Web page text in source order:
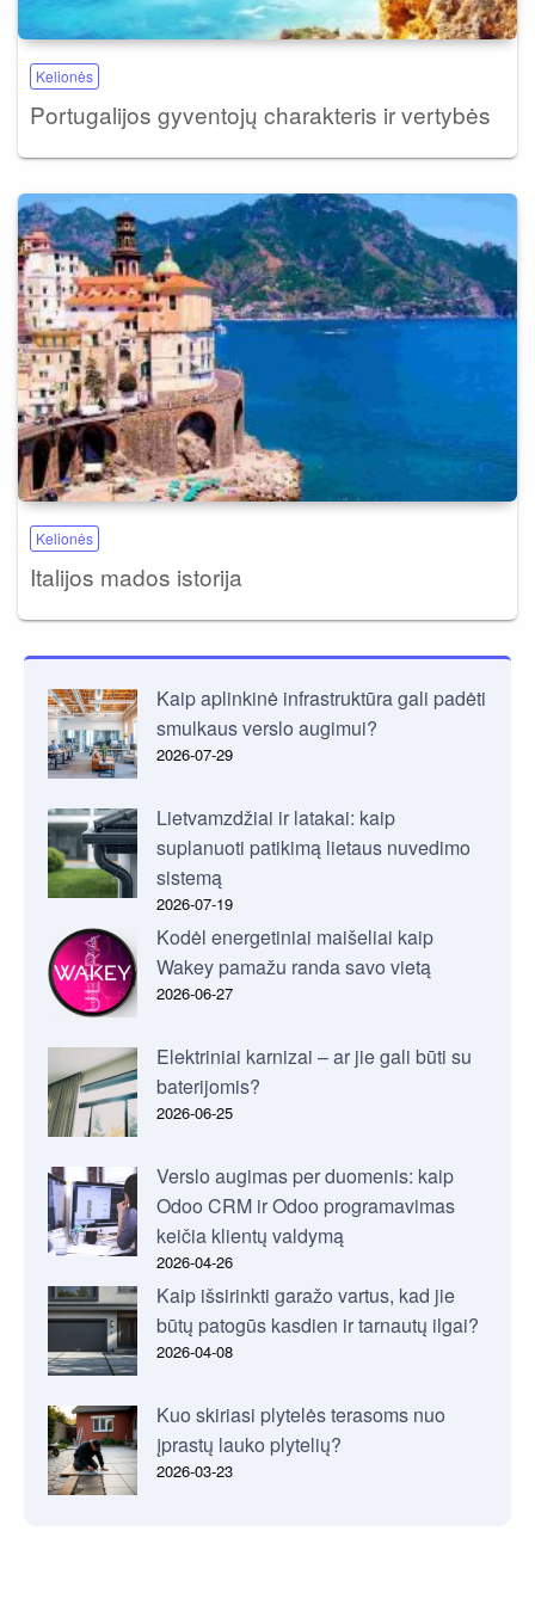
Kelionės
Portugalijos gyventojų charakteris ir vertybės
Kelionės
Italijos mados istorija
Kaip aplinkinė infrastruktūra gali padėti
smulkaus verslo augimui?
2026-07-29
Lietvamzdžiai ir latakai: kaip
suplanuoti patikimą lietaus nuvedimo
sistemą
2026-07-19
Kodėl energetiniai maišeliai kaip
Wakey pamažu randa savo vietą
2026-06-27
Elektriniai karnizai – ar jie gali būti su
baterijomis?
2026-06-25
Verslo augimas per duomenis: kaip
Odoo CRM ir Odoo programavimas
keičia klientų valdymą
2026-04-26
Kaip išsirinkti garažo vartus, kad jie
būtų patogūs kasdien ir tarnautų ilgai?
2026-04-08
Kuo skiriasi plytelės terasoms nuo
įprastų lauko plytelių?
2026-03-23